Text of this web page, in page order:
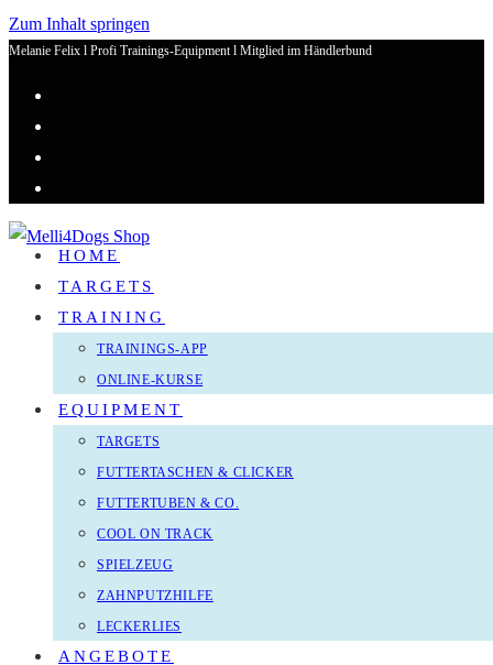
Zum Inhalt springen
Melanie Felix l Profi Trainings-Equipment l Mitglied im Händlerbund
HOME
TARGETS
TRAINING
TRAININGS-APP
ONLINE-KURSE
EQUIPMENT
TARGETS
FUTTERTASCHEN & CLICKER
FUTTERTUBEN & CO.
COOL ON TRACK
SPIELZEUG
ZAHNPUTZHILFE
LECKERLIES
ANGEBOTE